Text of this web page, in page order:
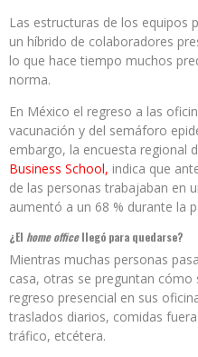
Las estructuras de los equipos
un híbrido de colaboradores
lo que hace tiempo muchos
norma.
En México el regreso a las
vacunación y del semáforo
embargo, la encuesta regional
Business School, indica que
de las personas trabajaban en
aumentó a un 68 % durante la
¿El home officellegó para quedarse?
Mientras muchas personas
casa, otras se preguntan
regreso presencial en sus
traslados diarios, comidas
tráfico, etcétera.